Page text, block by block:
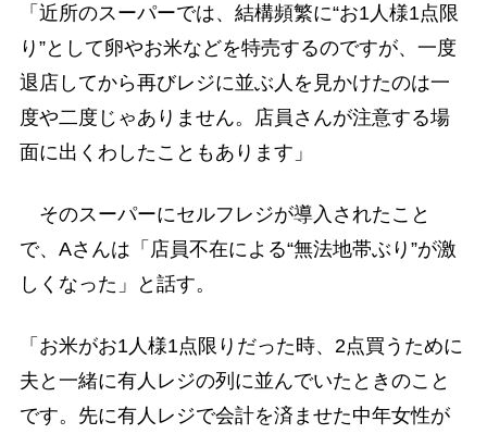
「近所のスーパーでは、結構頻繁に“お1人様1点限
り”として卵やお米などを特売するのですが、一度
退店してから再びレジに並ぶ人を見かけたのは一
度や二度じゃありません。店員さんが注意する場
面に出くわしたこともあります」
そのスーパーにセルフレジが導入されたこと
で、Aさんは「店員不在による“無法地帯ぶり”が激
しくなった」と話す。
「お米がお1人様1点限りだった時、2点買うために
夫と一緒に有人レジの列に並んでいたときのこと
です。先に有人レジで会計を済ませた中年女性が